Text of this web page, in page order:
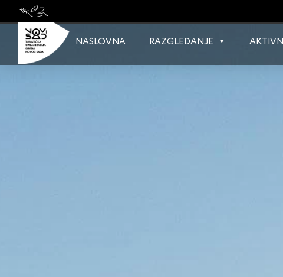
content
NASLOVNA RAZGLEDANJE